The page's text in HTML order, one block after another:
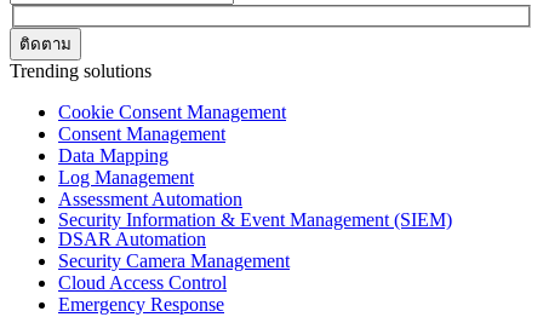
Trending solutions
Cookie Consent Management
Consent Management
Data Mapping
Log Management
Assessment Automation
Security Information & Event Management (SIEM)
DSAR Automation
Security Camera Management
Cloud Access Control
Emergency Response